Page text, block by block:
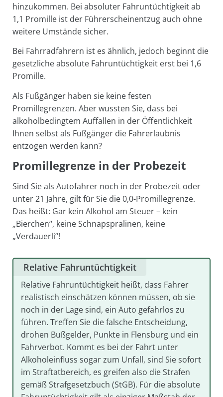
hinzukommen. Bei absoluter Fahruntüchtigkeit ab
1,1 Promille ist der Führerscheinentzug auch ohne
weitere Umstände sicher.
Bei Fahrradfahrern ist es ähnlich, jedoch beginnt die
gesetzliche absolute Fahruntüchtigkeit erst bei 1,6
Promille.
Als Fußgänger haben sie keine festen
Promillegrenzen. Aber wussten Sie, dass bei
alkoholbedingtem Auffallen in der Öffentlichkeit
Ihnen selbst als Fußgänger die Fahrerlaubnis
entzogen werden kann?
Promillegrenze in der Probezeit
Sind Sie als Autofahrer noch in der Probezeit oder
unter 21 Jahre, gilt für Sie die 0,0-Promillegrenze.
Das heißt: Gar kein Alkohol am Steuer – kein
„Bierchen“, keine Schnapspralinen, keine
„Verdauerli“!
Relative Fahruntüchtigkeit
Relative Fahruntüchtigkeit heißt, dass Fahrer
realistisch einschätzen können müssen, ob sie
noch in der Lage sind, ein Auto gefahrlos zu
führen. Treffen Sie die falsche Entscheidung,
drohen Bußgelder, Punkte in Flensburg und ein
Fahrverbot. Kommt es bei der Fahrt unter
Alkoholeinfluss sogar zum Unfall, sind Sie sofort
im Straftatbereich, es greifen also die Strafen
gemäß Strafgesetzbuch (StGB). Für die absolute